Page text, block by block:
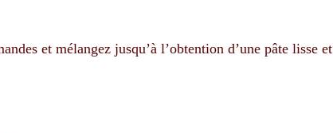
et mélangez jusqu’à l’obtention d’une pâte lisse et